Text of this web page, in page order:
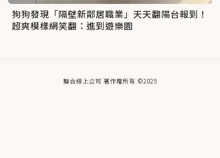
狗狗發現「隔壁新鄰居職業」天天翻陽台報到！
超爽模樣網笑翻：進到遊樂園
聯合線上公司 著作權所有 ©2025